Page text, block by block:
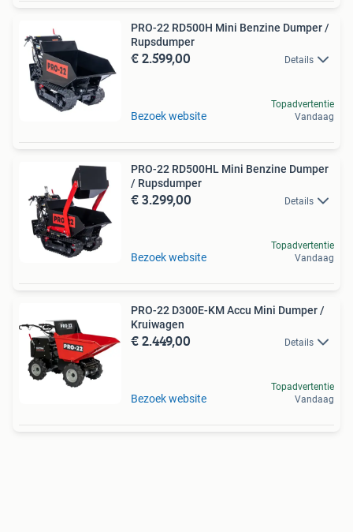
PRO-22 RD500H Mini Benzine Dumper /
Rupsdumper
€ 2.599,00 Details
Bezoek website
Topadvertentie
Vandaag
PRO-22 RD500HL Mini Benzine Dumper
/ Rupsdumper
€ 3.299,00 Details
Bezoek website
Topadvertentie
Vandaag
PRO-22 D300E-KM Accu Mini Dumper /
Kruiwagen
€ 2.449,00 Details
Bezoek website
Topadvertentie
Vandaag